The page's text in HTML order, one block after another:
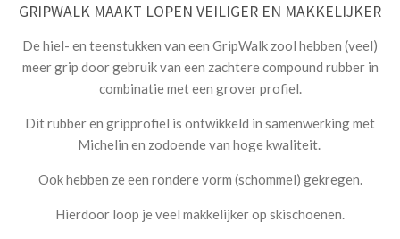
GRIPWALK MAAKT LOPEN VEILIGER EN MAKKELIJKER
De hiel- en teenstukken van een GripWalk zool hebben (veel)
meer grip door gebruik van een zachtere compound rubber in
combinatie met een grover profiel.
Dit rubber en gripprofiel is ontwikkeld in samenwerking met
Michelin en zodoende van hoge kwaliteit.
Ook hebben ze een rondere vorm (schommel) gekregen.
Hierdoor loop je veel makkelijker op skischoenen.